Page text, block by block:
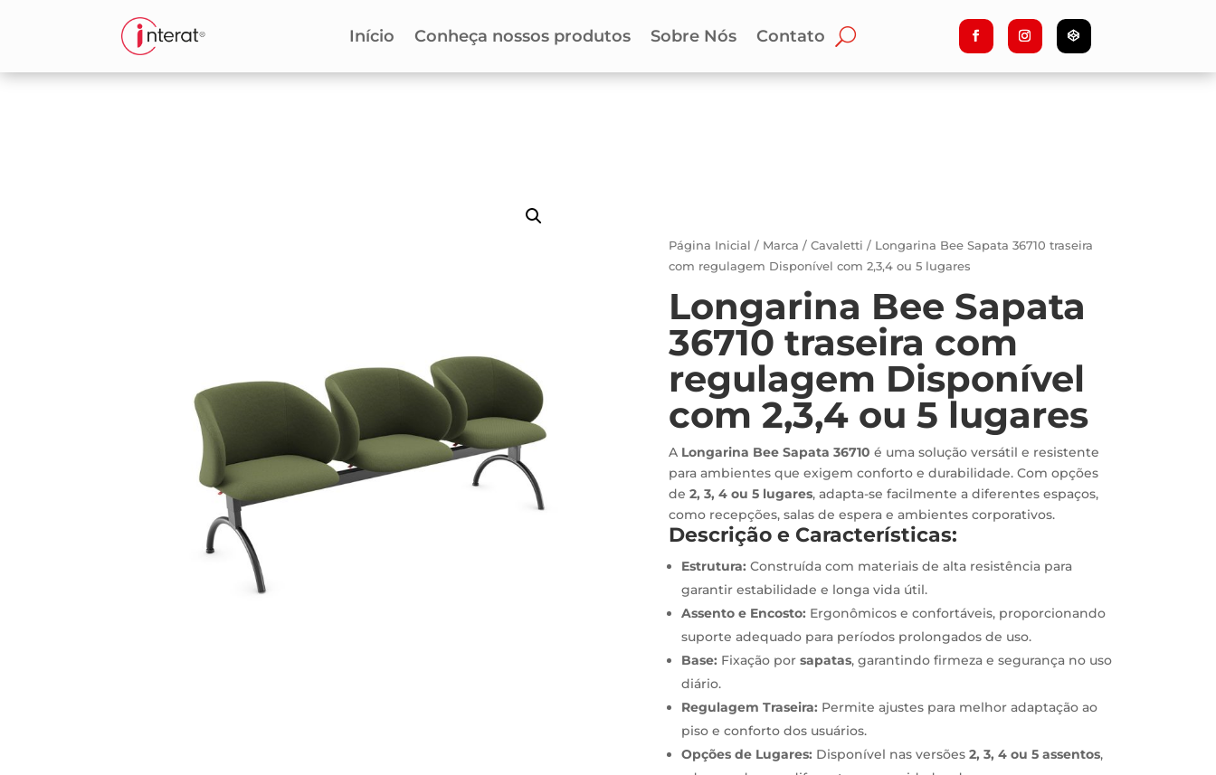
Início Conheça nossos produtos Sobre Nós Contato
Página Inicial / Marca /Cavaletti / Longarina Bee Sapata 36710 traseira
com regulagem Disponível com 2,3,4 ou 5 lugares
Longarina Bee Sapata
36710 traseira com
regulagem Disponível
com 2,3,4 ou 5 lugares
A Longarina Bee Sapata 36710 é uma solução versátil e resistente
para ambientes que exigem conforto e durabilidade. Com opções
de2, 3, 4 ou 5 lugares, adapta-se facilmente a diferentes espaços,
como recepções, salas de espera e ambientes corporativos.
Descrição e Características:
Estrutura: Construída com materiais de alta resistência para
garantir estabilidade e longa vida útil.
Assento e Encosto: Ergonômicos e confortáveis, proporcionando
suporte adequado para períodos prolongados de uso.
Base: Fixação porsapatas, garantindo firmeza e segurança no uso
diário.
Regulagem Traseira: Permite ajustes para melhor adaptação ao
piso e conforto dos usuários.
Opções de Lugares: Disponível nas versões2, 3, 4 ou 5 assentos,